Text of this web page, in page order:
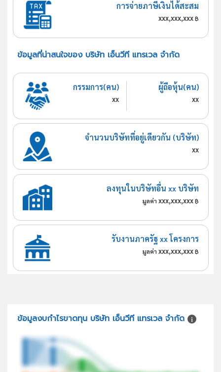
การจ่ายภาษีเงินได้สะสม
xxx,xxx,xxx฿
ข้อมูลที่น่าสนใจของ บริษัท เอ็นวีที แทรเวล จำกัด
กรรมการ(คน)
xx
ผู้ถือหุ้น(คน)
xx
จำนวนบริษัทที่อยู่เดียวกัน (บริษัท)
xx
ลงทุนในบริษัทอื่น xx บริษัท
มูลค่า xxx,xxx,xxx ฿
รับงานภาครัฐ xx โครงการ
มูลค่า xxx,xxx,xxx ฿
ข้อมูลงบกำไรขาดทุน บริษัท เอ็นวีที แทรเวล จำกัด